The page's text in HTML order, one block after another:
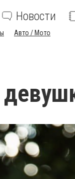
Новости
Авто / Мото